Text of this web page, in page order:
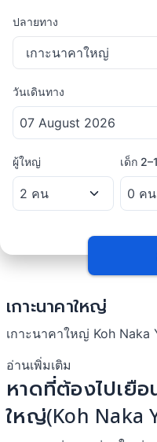
ปลายทาง
เกาะนาคาใหญ่
วันเดินทาง
ผู้ใหญ่ เด็ก
เกาะนาคาใหญ่
เกาะนาคาใหญ่ Koh Naka
อ่านเพิ่มเติม
หาดที่ต้องไปเยือ
ใหญ่(Koh Naka